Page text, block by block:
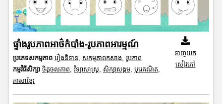
ផ្ទាំងរូបភាពអាថ៌កំបាំង-រូបភាពអារម្មណ៍
ប្រភេទសកម្មភាព រឿងនិទាន, សកម្មភាពកសាង, រូបភាព
កម្មវិធីសិក្សា ចិត្តចលភាព, វិទ្យាសាស្រ្ត, សិក្សាសង្គម, បុរេគណិត,
ភាសាខ្មែរ
ទាញយក
សៀវភៅ